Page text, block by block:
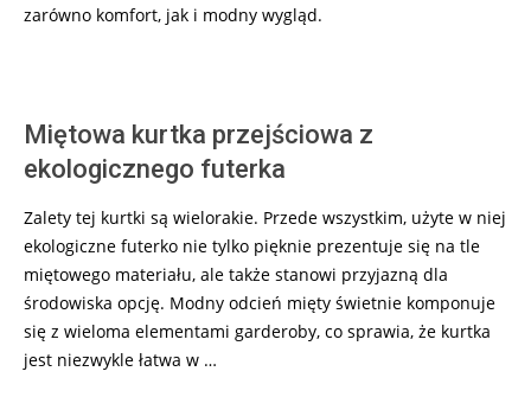
zarówno komfort, jak i modny wygląd.
Miętowa kurtka przejściowa z
ekologicznego futerka
Zalety tej kurtki są wielorakie. Przede wszystkim, użyte w niej
ekologiczne futerko nie tylko pięknie prezentuje się na tle
miętowego materiału, ale także stanowi przyjazną dla
środowiska opcję. Modny odcień mięty świetnie komponuje
się z wieloma elementami garderoby, co sprawia, że kurtka
jest niezwykle łatwa w …